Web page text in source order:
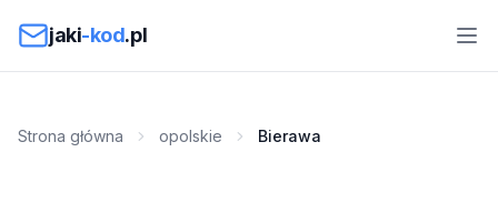
jaki-kod.pl
Strona główna opolskie Bierawa